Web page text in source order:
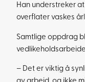
Han understreker
overflater vaskes
Samtlige oppdrag
– Det er viktig å